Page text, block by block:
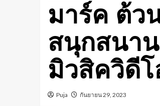
มาร์ค ต้ว
สนุกสนา
มิวสิควิดีโ
Puja กันยายน 29, 2023